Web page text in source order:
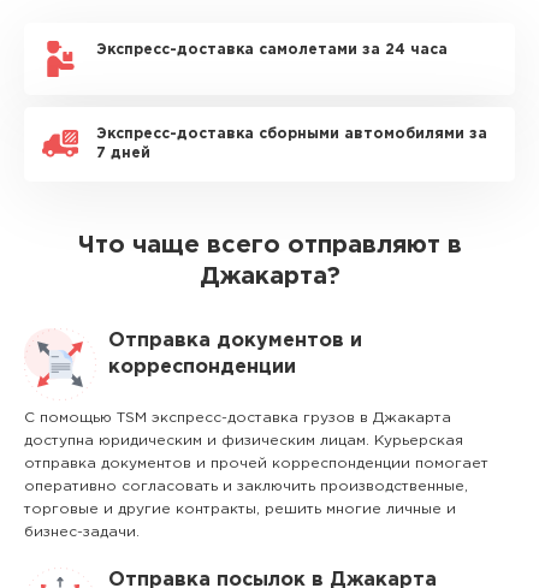
Экспресс-доставка самолетами за 24 часа
Экспресс-доставка сборными автомобилями за
7 дней
Что чаще всего отправляют в
Джакарта?
Отправка документов и
корреспонденции
С помощью TSM экспресс-доставка грузов в Джакарта
доступна юридическим и физическим лицам. Курьерская
отправка документов и прочей корреспонденции помогает
оперативно согласовать и заключить производственные,
торговые и другие контракты, решить многие личные и
бизнес-задачи.
Отправка посылок в Джакарта